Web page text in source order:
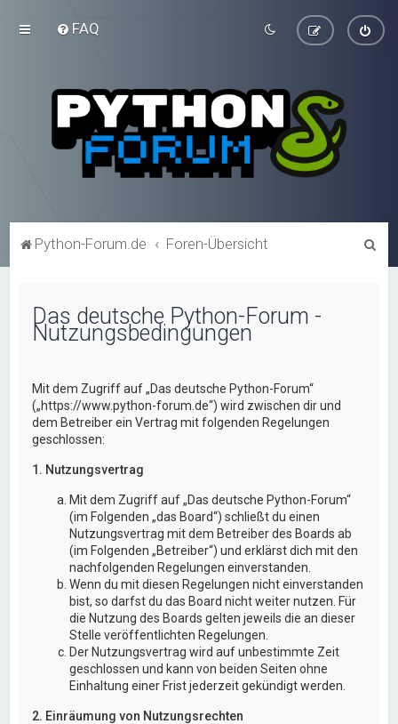
FAQ
Python-Forum.de Foren-Übersicht
Das deutsche Python-Forum -
Nutzungsbedingungen
Mit dem Zugriff auf „Das deutsche Python-Forum“
(„https://www.python-forum.de“) wird zwischen dir und
dem Betreiber ein Vertrag mit folgenden Regelungen
geschlossen:
1. Nutzungsvertrag
Mit dem Zugriff auf „Das deutsche Python-Forum“
(im Folgenden „das Board“) schließt du einen
Nutzungsvertrag mit dem Betreiber des Boards ab
(im Folgenden „Betreiber“) und erklärst dich mit den
nachfolgenden Regelungen einverstanden.
Wenn du mit diesen Regelungen nicht einverstanden
bist, so darfst du das Board nicht weiter nutzen. Für
die Nutzung des Boards gelten jeweils die an dieser
Stelle veröffentlichten Regelungen.
Der Nutzungsvertrag wird auf unbestimmte Zeit
geschlossen und kann von beiden Seiten ohne
Einhaltung einer Frist jederzeit gekündigt werden.
2. Einräumung von Nutzungsrechten